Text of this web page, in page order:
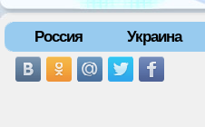
Россия Украина